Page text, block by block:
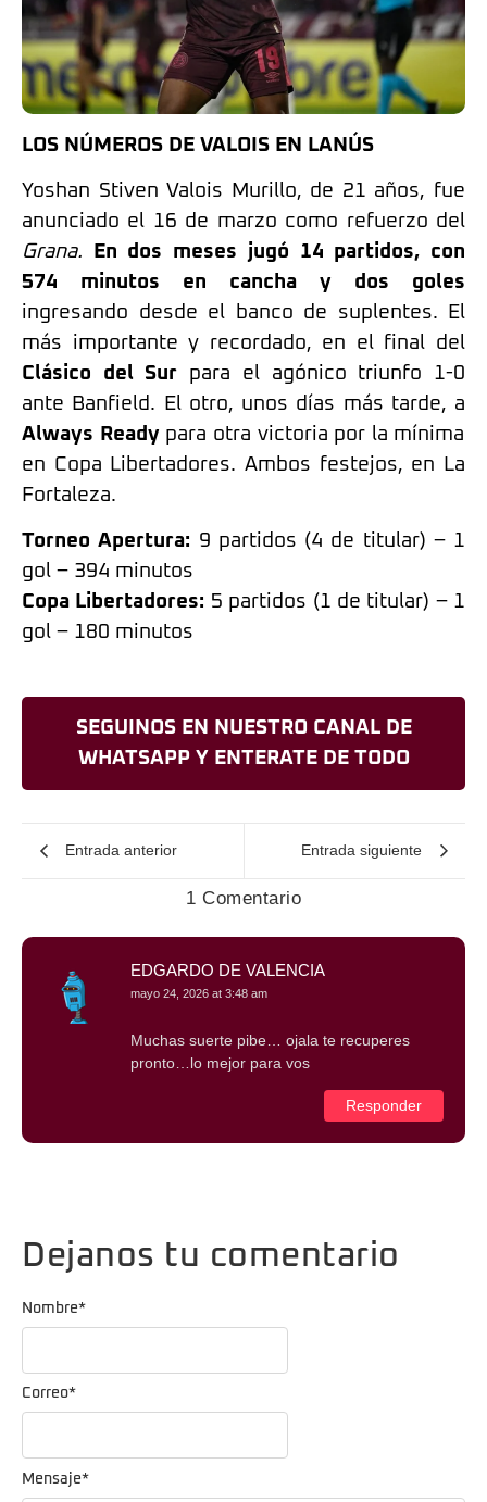
LOS NÚMEROS DE VALOIS EN LANÚS
Yoshan Stiven Valois Murillo, de 21 años, fue
anunciado el 16 de marzo como refuerzo del
Grana.
En dos meses jugó 14 partidos, con
574 minutos en cancha y dos goles
ingresando desde el banco de suplentes. El
más importante y recordado, en el final del
Clásico del Sur para el agónico triunfo 1-0
ante Banfield. El otro, unos días más tarde, a
Always Readypara otra victoria por la mínima
en Copa Libertadores. Ambos festejos, en La
Fortaleza.
Torneo Apertura: 9 partidos (4 de titular) – 1
gol – 394 minutos
Copa Libertadores: 5 partidos (1 de titular) – 1
gol – 180 minutos
SEGUINOS EN NUESTRO CANAL DE
WHATSAPP Y ENTERATE DE TODO
Entrada anterior Entrada siguiente
1 Comentario
EDGARDO DE VALENCIA
mayo 24, 2026 at 3:48 am
Muchas suerte pibe… ojala te recuperes
pronto…lo mejor para vos
Responder
Dejanos tu comentario
Mensaje*
Nombre*
Correo*